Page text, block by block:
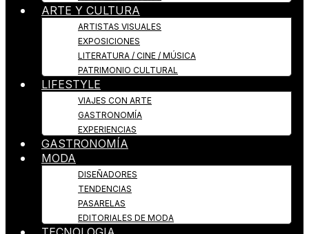
ARTE Y CULTURA
ARTISTAS VISUALES
EXPOSICIONES
LITERATURA / CINE / MÚSICA
PATRIMONIO CULTURAL
LIFESTYLE
VIAJES CON ARTE
GASTRONOMÍA
EXPERIENCIAS
GASTRONOMÍA
MODA
DISEÑADORES
TENDENCIAS
PASARELAS
EDITORIALES DE MODA